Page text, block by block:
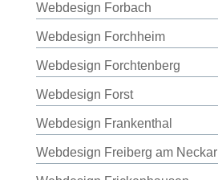
Webdesign Forbach
Webdesign Forchheim
Webdesign Forchtenberg
Webdesign Forst
Webdesign Frankenthal
Webdesign Freiberg am Neckar